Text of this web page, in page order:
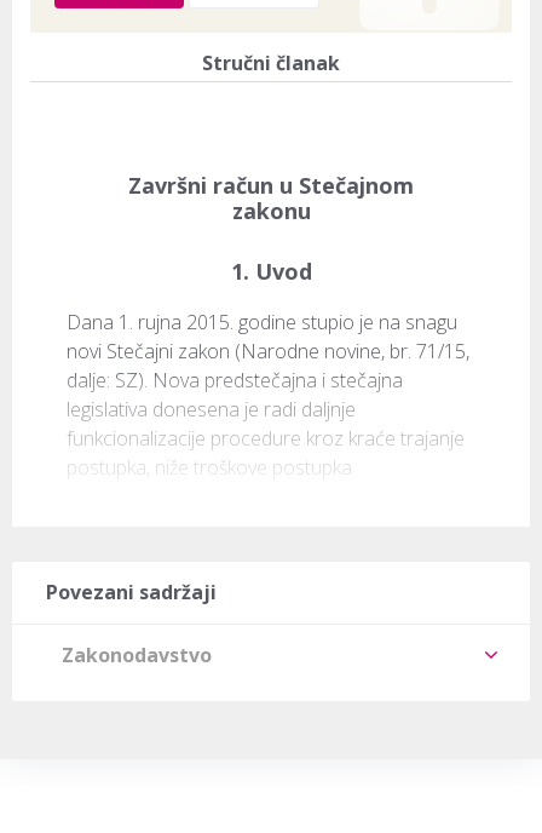
Stručni članak
Završni račun u Stečajnom
zakonu
1. Uvod
Dana 1. rujna 2015. godine stupio je na snagu
novi Stečajni zakon (Narodne novine, br. 71/15,
dalje: SZ). Nova predstečajna i stečajna
legislativa donesena je radi daljnje
funkcionalizacije procedure kroz kraće trajanje
postupka, niže troškove postupka
Povezani sadržaji
Zakonodavstvo